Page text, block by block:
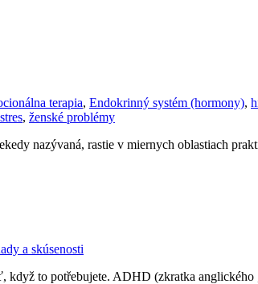
terapia, Endokrinný systém (hormony),
stres, ženské problémy
nazývaná, rastie v miernych oblastiach
a skúsenosti
když to potřebujete. ADHD (zkratka